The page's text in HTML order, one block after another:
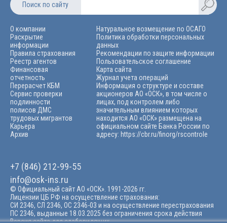
Поиск по сайту
О компании
Раскрытие
информации
Правила страхования
Реестр агентов
Финансовая
отчетность
Перерасчет КБМ
Сервис проверки
подлинности
полисов ДМС
трудовых мигрантов
Карьера
Архив
Натуральное возмещение по ОСАГО
Политика обработки персональных
данных
Рекомендации по защите информации
Пользовательское соглашение
Карта сайта
Журнал учета операций
Информация о структуре и составе
акционеров АО «ОСК», в том числе о
лицах, под контролем либо
значительным влиянием которых
находится АО «ОСК» размещена на
официальном сайте Банка России по
адресу: https://cbr.ru/finorg/rscontrolе
+7 (846) 212-99-55
info@osk-ins.ru
© Официальный сайт АО «ОСК». 1991-2026 гг.
Лицензии ЦБ РФ на осуществление страхования:
СИ 2346, СЛ 2346, ОС 2346-03 и на осуществление перестрахования
ПС 2346, выданные 18.03.2025 без ограничения срока действия